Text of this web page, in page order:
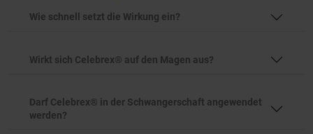
Wie schnell setzt die Wirkung ein?
Wirkt sich Celebrex® auf den Magen aus?
Darf Celebrex® in der Schwangerschaft angewendet
werden?